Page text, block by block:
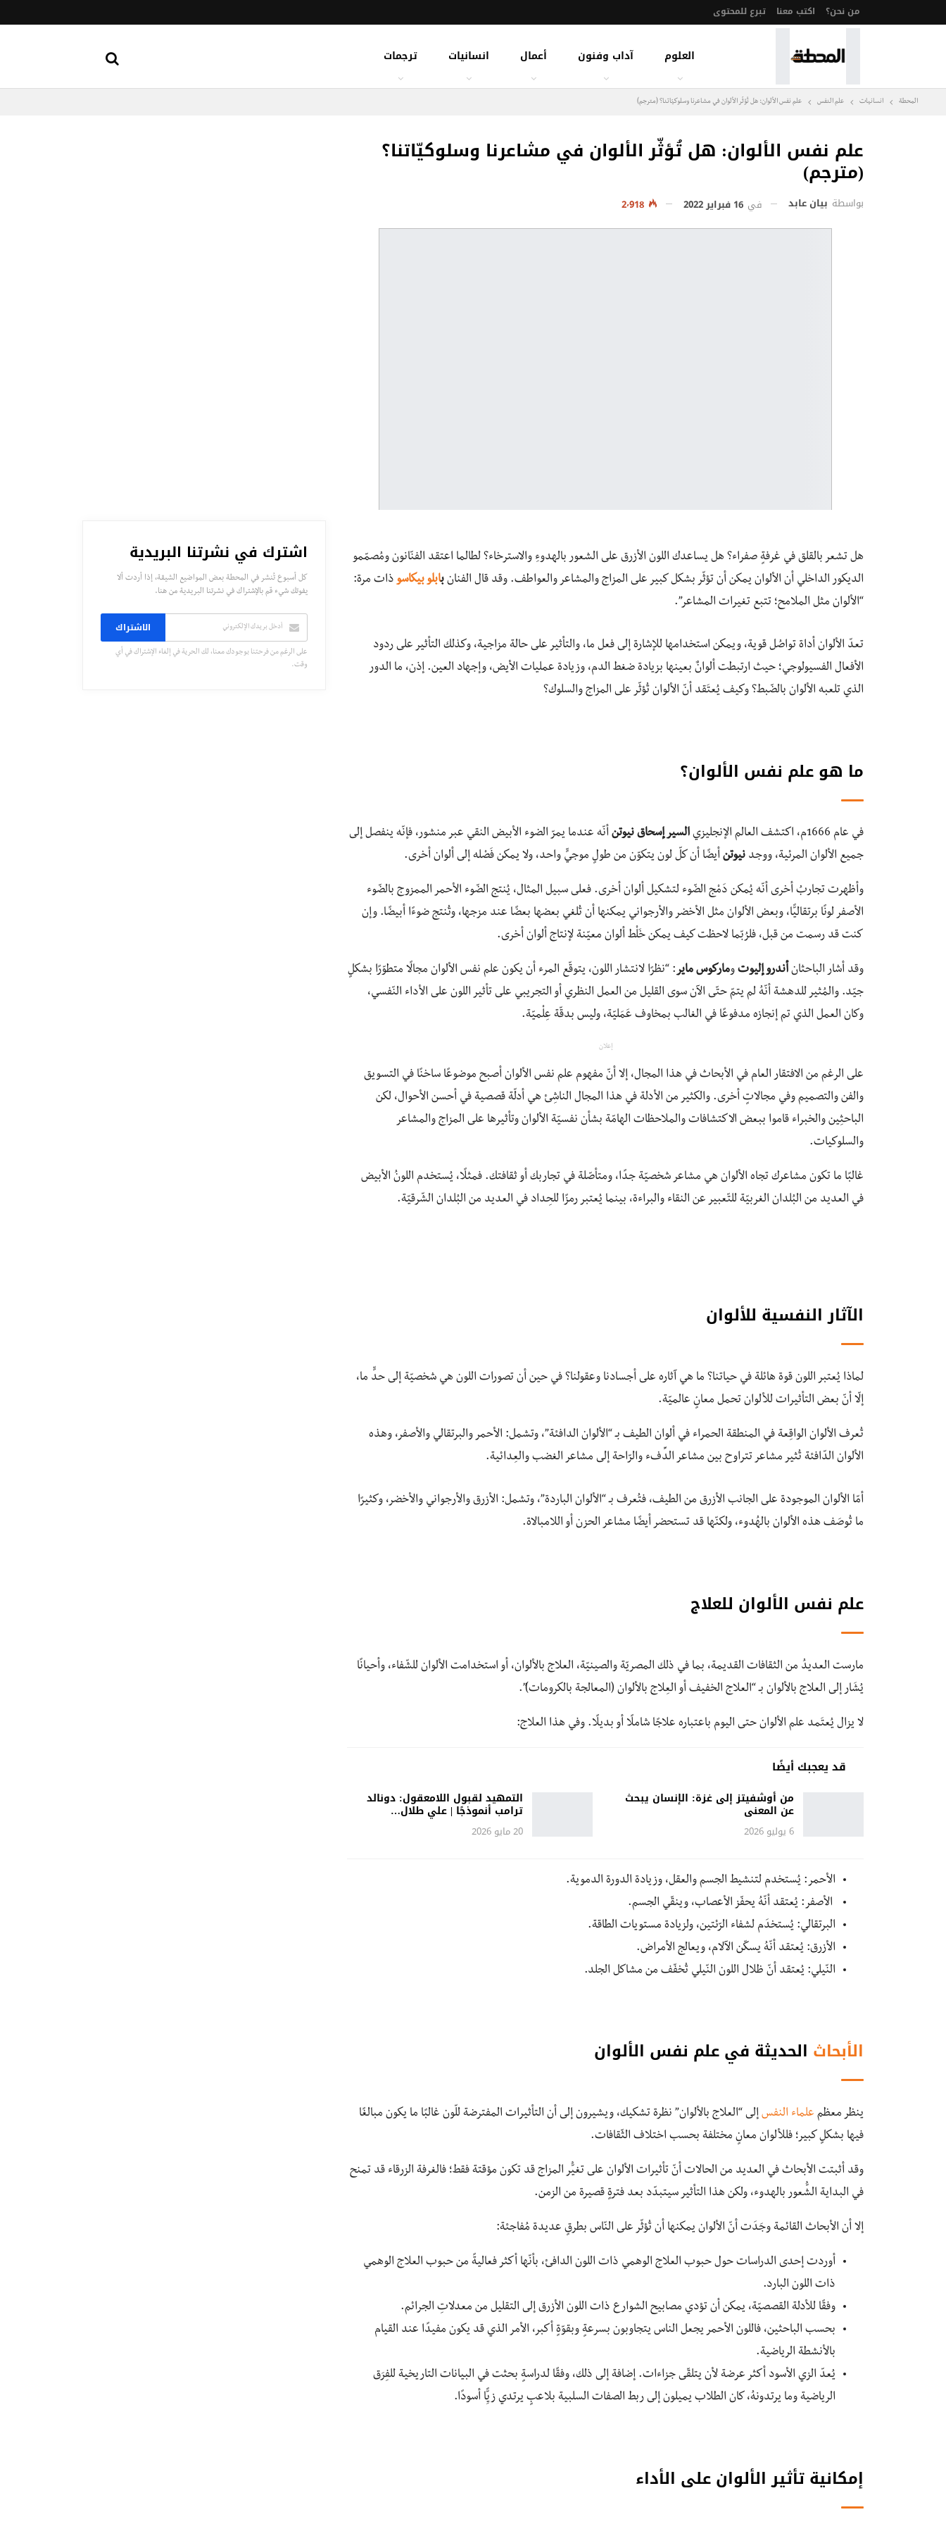
من نحن؟ اكتب معنا تبرع للمحتوى
العلوم آداب وفنون أعمال انسانيات ترجمات
المحطة انسانيات علم النفس علم نفس الألوان: هل تُؤثّر الألوان في مشاعرنا وسلوكيّاتنا؟ (مترجم)
علم نفس الألوان: هل تُؤثّر الألوان في مشاعرنا وسلوكيّاتنا؟
(مترجم)
بواسطة بيان عابد في 16 فبراير 2022
هل تشعر بالقلق في غرفةٍ صفراء؟ هل يساعدك اللون الأزرق على الشعور بالهدوءِ والاسترخاء؟ لطالما اعتقد الفنّانون ومُصمّمو
الديكور الداخلي أن الألوان يمكن أن تؤثّر بشكل كبير على المزاج والمشاعر والعواطف. وقد قال الفنان بابلو بيكاسو ذات مرة:
“الألوان مثل الملامح؛ تتبع تغيرات المشاعر”.
تعدّ الألوان أداة تواصُل قوية، ويمكن استخدامها للإشارة إلى فعل ما، والتأثير على حالة مزاجية، وكذلك التأثير على ردود
الأفعال الفسيولوجي؛ حيث ارتبطت ألوانٌ بعينها بزيادة ضغط الدم، وزيادة عمليات الأيض، وإجهاد العين. إذن، ما الدور
الذي تلعبه الألوان بالضّبط؟ وكيف يُعتَقد أنّ الألوان تُؤثّر على المزاج والسلوك؟
ما هو علم نفس الألوان؟
في عام 1666م، اكتشف العالم الإنجليزي السير إسحاق نيوتن أنّه عندما يمرّ الضوء الأبيض النقي عبر منشور، فإنّه ينفصل إلى
جميع الألوان المرئية، ووجد نيوتن أيضًا أن كلّ لون يتكوّن من طولٍ موجيٍّ واحد، ولا يمكن فَصْله إلى ألوان أخرى.
وأظهرت تجاربُ أخرى أنّه يُمكن دَمْج الضّوء لتشكيل ألوان أخرى. فعلى سبيل المثال، يُنتج الضّوء الأحمر الممزوج بالضّوء
الأصفر لونًا برتقاليًّا، وبعض الألوان مثل الأخضر والأرجواني يمكنها أن تُلغي بعضها بعضًا عند مزجها، وتُنتج ضوءًا أبيضًا. وإن
كنت قد رسمت من قبل، فلرُبّما لاحظت كيف يمكن خَلْط ألوان معيّنة لإنتاج ألوان أخرى.
وقد أشار الباحثان أندرو إليوت وماركوس ماير: “نظرًا لانتشار اللون، يتوقّع المرء أن يكون علم نفس الألوان مجالًا متطوّرًا بشكلٍ
جيّد. والمُثير للدهشة أنّهُ لم يتمّ حتّى الآن سوى القليل من العمل النظري أو التجريبي على تأثير اللون على الأداء النّفسي،
وكان العمل الذي تم إنجازه مدفوعًا في الغالب بمخاوف عَمَليّة، وليس بدقّة عِلْميّة.
إعلان
على الرغم من الافتقار العام في الأبحاث في هذا المجال، إلا أنّ مفهوم علم نفس الألوان أصبح موضوعًا ساخنًا في التسويق
والفن والتصميم وفي مجالاتٍ أخرى. والكثير من الأدلة في هذا المجال الناشِئ هي أدلّة قصصية في أحسن الأحوال، لكن
الباحثِين والخبراء قاموا ببعض الاكتشافات والملاحظات الهامّة بشأن نفسيّة الألوان وتأثيرها على المزاج والمشاعر
والسلوكيات.
غالبًا ما تكون مشاعرك تجاه الألوان هي مشاعر شخصيّة جدًا، ومتأصّلة في تجاربك أو ثقافتك. فمثلًا، يُستخدم اللونُ الأبيض
في العديد من البُلدان الغربيّة للتّعبير عن النقاء والبراءة، بينما يُعتبر رمزًا للحِداد في العديد من البُلدان الشّرقيّة.
الآثار النفسية للألوان
لماذا يُعتبر اللون قوة هائلة في حياتنا؟ ما هي آثاره على أجسادنا وعقولنا؟ في حين أن تصورات اللون هي شخصيّة إلى حدٍّ ما،
إلّا أنّ بعض التأثيرات للألوان تحمل معانٍ عالميّة.
تُعرف الألوان الواقِعة في المنطقة الحمراء في ألوان الطيف بـ “الألوان الدافئة”، وتشمل: الأحمر والبرتقالي والأصفر، وهذه
الألوان الدّافئة تُثير مشاعر تتراوح بين مشاعر الدِّفء والرّاحة إلى مشاعر الغضب والعِدائية.
أمّا الألوان الموجودة على الجانب الأزرق من الطيف، فتُعرف بـ “الألوان الباردة”، وتشمل: الأزرق والأرجواني والأخضر، وكثيرًا
ما تُوصَف هذه الألوان بالهُدوء، ولكنّها قد تستحضر أيضًا مشاعر الحزن أو اللامبالاة.
علم نفس الألوان للعلاج
مارست العديدُ من الثقافات القديمة، بما في ذلك المصريّة والصينيّة، العلاج بالألوان، أو استخدامت الألوان للشّفاء، وأحيانًا
يُشَار إلى العلاج بالألوان بـ “العلاج الخفيف أو العِلاج بالألوان (المعالجة بالكرومات)”.
لا يزال يُعتَمد علم الألوان حتى اليوم باعتباره علاجًا شاملًا أو بديلًا. وفي هذا العلاج:
قد يعجبك أيضًا
من أوشفيتز إلى غزة: الإنسان يبحث
عن المعنى
6 يوليو 2026
التمهيد لقبول اللامعقول: دونالد
ترامب أنموذجًا | علي طلال…
20 مايو 2026
الأحمر: يُستخدم لتنشيط الجسم والعقل، وزيادة الدورة الدموية.
الأصفر: يُعتقد أنّهُ يحفّز الأعصاب، وينقّي الجسم.
البرتقالي: يُستخدَم لشفاء الرّئتين، ولزيادة مستويات الطاقة.
الأزرق: يُعتقد أنّهُ يسكّن الآلام، ويعالج الأمراض.
النّيلي: يُعتقد أنّ ظلال اللون النّيلي تُخفّف من مشاكل الجلد.
الأبحاث الحديثة في علم نفس الألوان
ينظر معظم علماء النفس إلى “العلاج بالألوان” نظرة تشكيك، ويشيرون إلى أن التأثيرات المفترضة للّون غالبًا ما يكون مبالغًا
فيها بشكلٍ كبير؛ فللألوان معانٍ مختلفة بحسب اختلاف الثّقافات.
وقد أثبتت الأبحاث في العديد من الحالات أنّ تأثيرات الألوان على تغيُّر المزاج قد تكون مؤقتة فقط؛ فالغرفة الزرقاء قد تمنح
في البداية الشُّعور بالهدوء، ولكن هذا التأثير سيتبدّد بعد فترةٍ قصيرة من الزمن.
إلا أن الأبحاث القائمة وجَدَت أنّ الألوان يمكنها أن تُؤثّر على النّاس بطرقٍ عديدة مُفاجئة:
أوردت إحدى الدراسات حول حبوب العلاج الوهمي ذات اللون الدافئ، بأنّها أكثر فعاليةً من حبوب العلاج الوهمي
ذات اللون البارد.
وفقًا للأدلة القصصيّة، يمكن أن تؤدي مصابيح الشوارع ذات اللون الأزرق إلى التقليل من معدلاتِ الجرائم.
بحسب الباحثين، فاللون الأحمر يجعل الناس يتجاوبون بسرعةٍ وبقوّةٍ أكبر، الأمر الذي قد يكون مفيدًا عند القيام
بالأنشطة الرياضية.
يُعدّ الزي الأسود أكثر عرضة لأن يتلقّى جزاءات. إضافة إلى ذلك، وفقًا لدراسةٍ بحثت في البيانات التاريخية للفِرَق
الرياضية وما يرتدونهُ، كان الطلاب يميلون إلى ربط الصفات السلبية بلاعبٍ يرتدي زيًِّا أسودًا.
إمكانية تأثير الألوان على الأداء
اشترك في نشرتنا البريدية
كل أسبوع تُنشر في المحطة بعض المواضيع الشيقة، إذا أردت ألا
يفوتك شيء قم بالإشتراك في نشرتنا البريدية من هنا.
الاشتراك
على الرغم من فرحتنا بوجودك معنا، لك الحرية في إلغاء الإشتراك في أي
وقت.